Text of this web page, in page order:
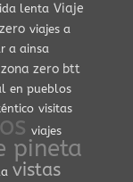
lenta Viaje
viajes a
a ainsa
zona zero btt
en pueblos
visitas
viajes
pineta
vistas